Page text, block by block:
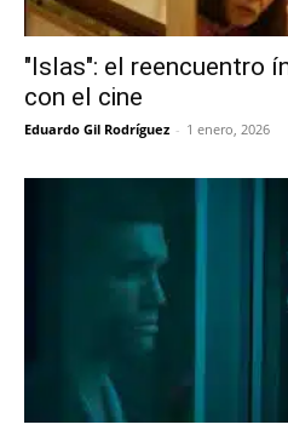
"Islas": el reencuentro
con el cine
Eduardo Gil Rodríguez - 1 enero, 2026